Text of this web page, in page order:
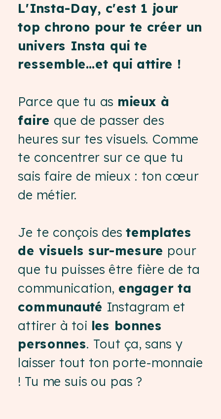
L'Insta-Day, c'est 1 jour
top chrono pour te créer un
univers Insta qui te
ressemble…et qui attire !
Parce que tu as mieux à
faire que de passer des
heures sur tes visuels. Comme
te concentrer sur ce que tu
sais faire de mieux : ton cœur
de métier.
Je te conçois destemplates
de visuels sur-mesure pour
que tu puisses être fière de ta
communication, engager ta
communauté Instagram et
attirer à toi les bonnes
personnes. Tout ça, sans y
laisser tout ton porte-monnaie
! Tu me suis ou pas ?